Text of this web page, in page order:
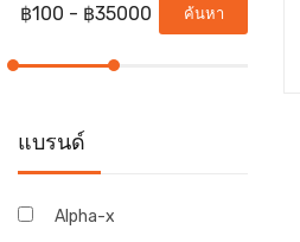
ค้นหา
แบรนด์
Alpha-x